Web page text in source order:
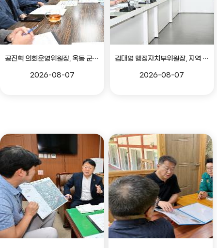
공진혁 의회운영위원장, 옥동 군부대 이전지 양동마을 주민지원사업 점검
2026-08-07
김대영 행정자치부위원장, 지역 현안 의견 청취 간담회
2026-08-07